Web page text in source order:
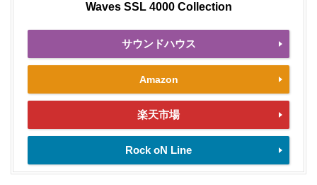
Waves SSL 4000 Collection
サウンドハウス
Amazon
楽天市場
Rock oN Line